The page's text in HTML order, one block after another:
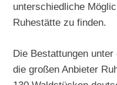
unterschiedliche
Ruhestätte zu finden.
Die Bestattungen
die großen Anbieter